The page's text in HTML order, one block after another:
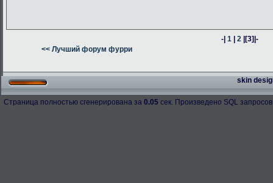
-|1 |2 |[3]|-
<< Лучший форум фурри
skin
Страница полностью сгенерирована за 0.05 сек. Произведено SQL